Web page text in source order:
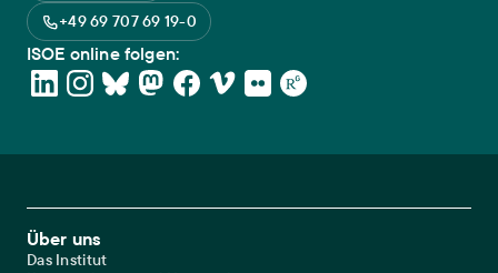
+49 69 707 69 19-0
ISOE online folgen:
Footer Main Navigation
Über uns
Das Institut